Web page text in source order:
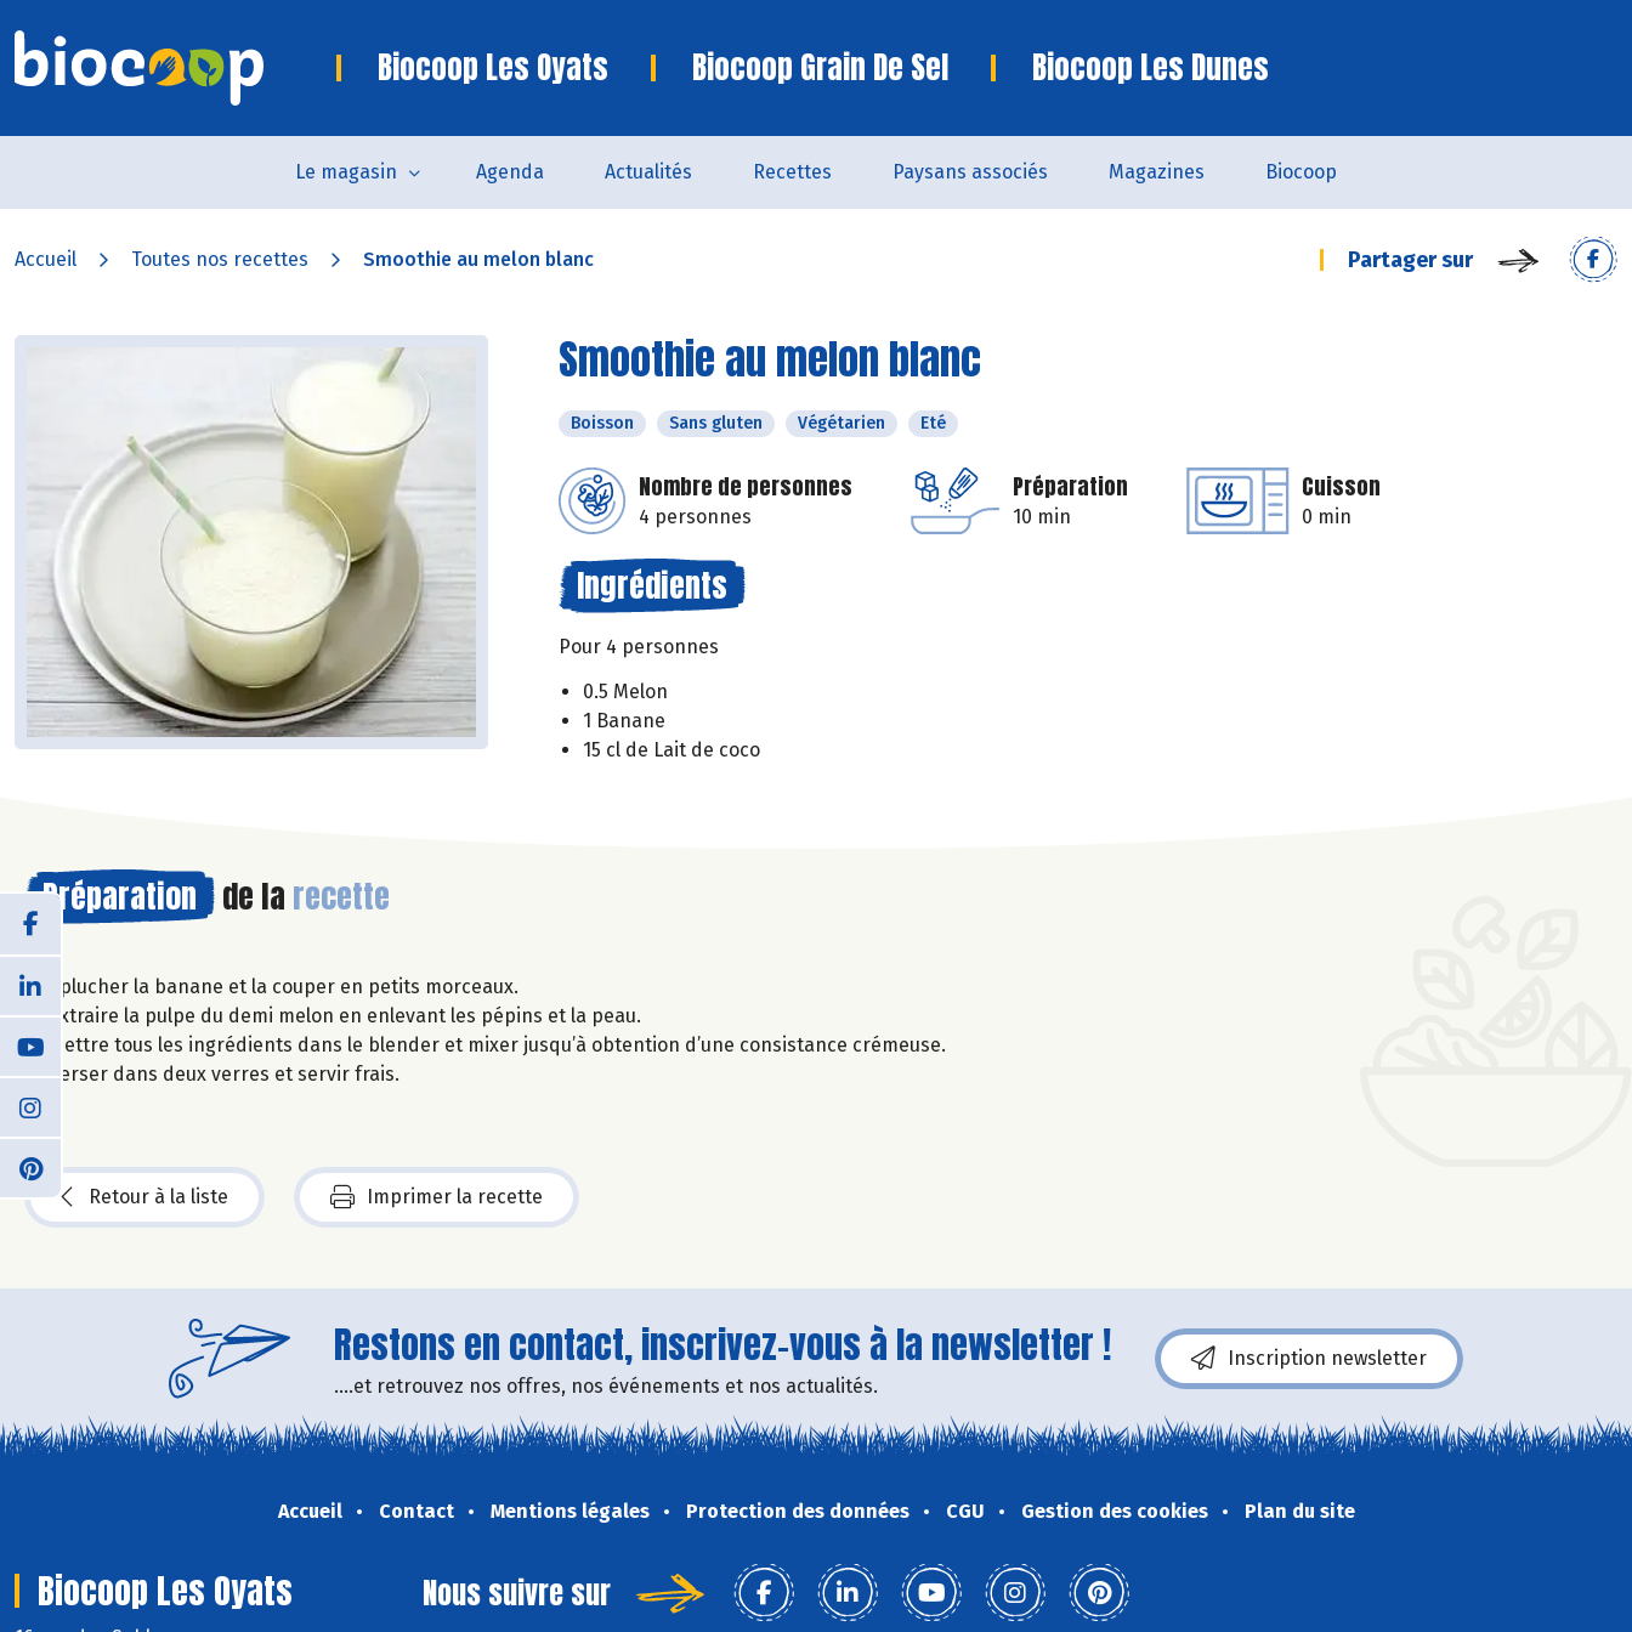
Biocoop Les Oyats Biocoop Grain De Sel Biocoop Les Dunes
Le magasin Agenda Actualités Recettes Paysans associés Magazines Biocoop
Accueil Toutes nos recettes Smoothie au melon blanc Partager sur
Smoothie au melon blanc
Boisson Sans gluten Végétarien Eté
Nombre de personnes
4 personnes
Préparation
10 min
Cuisson
0 min
Ingrédients
Pour 4 personnes
0.5 Melon
1 Banane
15 cl de Lait de coco
Préparation de la recette
Eplucher la banane et la couper en petits morceaux.
Extraire la pulpe du demi melon en enlevant les pépins et la peau.
Mettre tous les ingrédients dans le blender et mixer jusqu’à obtention d’une consistance crémeuse.
Verser dans deux verres et servir frais.
Retour à la liste Imprimer la recette
Restons en contact, inscrivez-vous à la newsletter !
....et retrouvez nos offres, nos événements et nos actualités.
Inscription newsletter
Accueil Contact Mentions légales Protection des données CGU Gestion des cookies Plan du site
Biocoop Les Oyats Nous suivre sur